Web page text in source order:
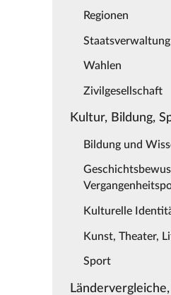
Regionen
Staatsverwaltung
Wahlen
Zivilgesellschaft
Kultur, Bildung,
Bildung und
Kulturelle
Kunst, Theater,
Sport